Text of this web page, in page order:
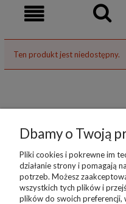
Ten produkt jest niedostępny.
Dbamy o Twoją
Pliki cookies i pokrewne im
działanie strony i pomagają
potrzeb. Możesz
wszystkich tych plików i
plików do swoich preferencji,